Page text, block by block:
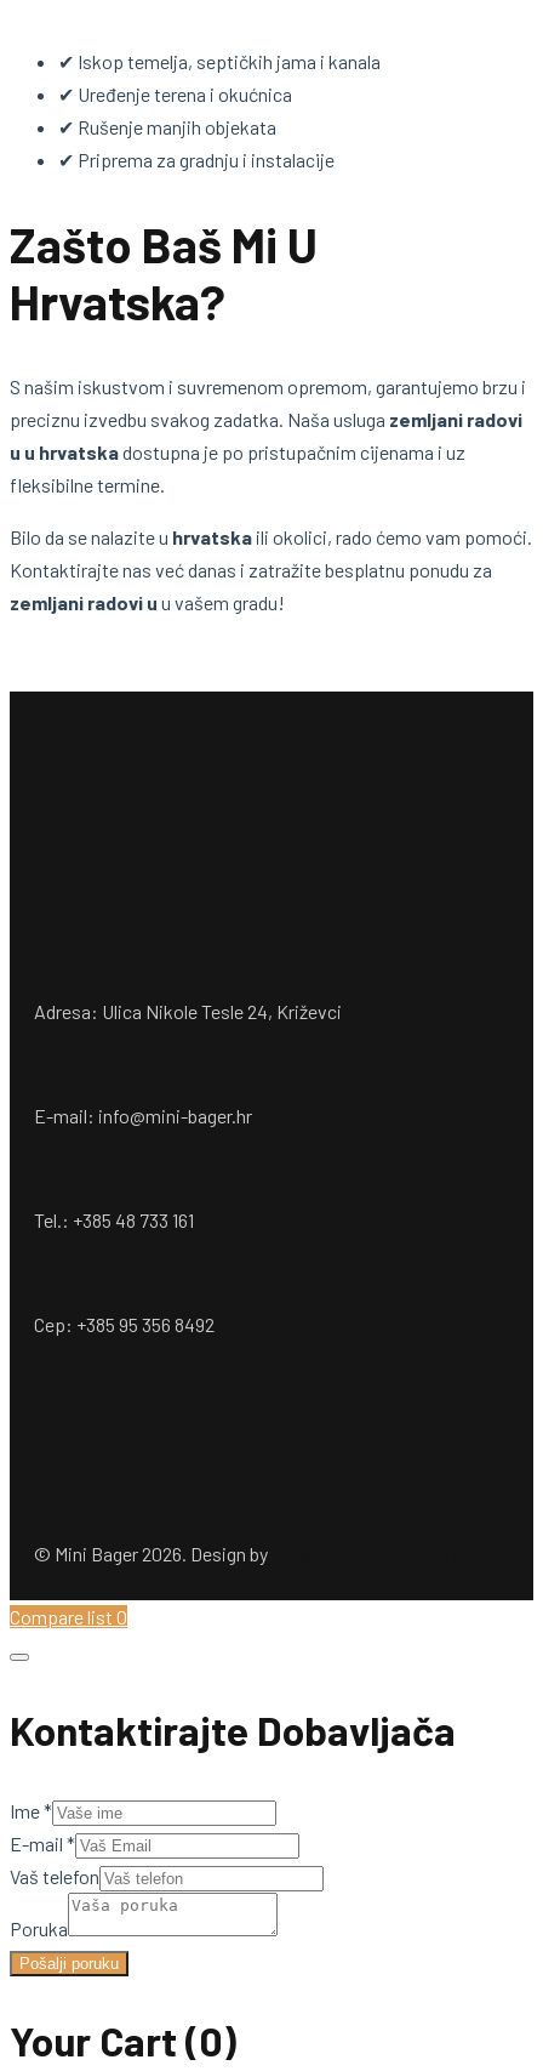
✔ Iskop temelja, septičkih jama i kanala
✔ Uređenje terena i okućnica
✔ Rušenje manjih objekata
✔ Priprema za gradnju i instalacije
Zašto Baš Mi U
Hrvatska?
S našim iskustvom i suvremenom opremom, garantujemo brzu i
preciznu izvedbu svakog zadatka. Naša usluga zemljani radovi
u u hrvatskadostupna je po pristupačnim cijenama i uz
fleksibilne termine.
Bilo da se nalazite u hrvatska ili okolici, rado ćemo vam pomoći.
Kontaktirajte nas već danas i zatražite besplatnu ponudu za
zemljani radovi u u vašem gradu!
Adresa: Ulica Nikole Tesle 24, Križevci
E-mail: info@mini-bager.hr
Tel.: +385 48 733 161
Cep: +385 95 356 8492
© Mini Bager 2026. Design by
Compare list 0
Kontaktirajte Dobavljača
Ime*
E-mail *
Vaš telefon
Poruka
Pošalji poruku
Your Cart (0)